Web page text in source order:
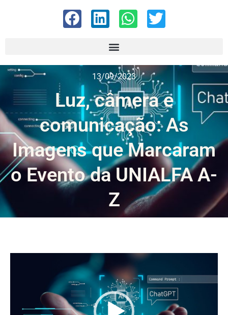
13/09/2023
Luz, câmera e
comunicação: As
Imagens que Marcaram
o Evento da UNIALFA A-
Z